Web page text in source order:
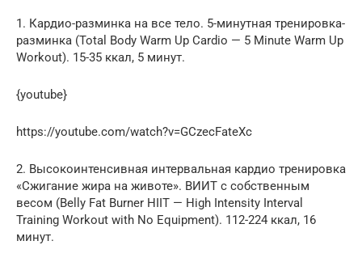
1. Кардио-разминка на все тело. 5-минутная тренировка-
разминка (Total Body Warm Up Cardio — 5 Minute Warm Up
Workout). 15-35 ккал, 5 минут.
{youtube}
https://youtube.com/watch?v=GCzecFateXc
2. Высокоинтенсивная интервальная кардио тренировка
«Сжигание жира на животе». ВИИТ с собственным
весом (Belly Fat Burner HIIT — High Intensity Interval
Training Workout with No Equipment). 112-224 ккал, 16
минут.